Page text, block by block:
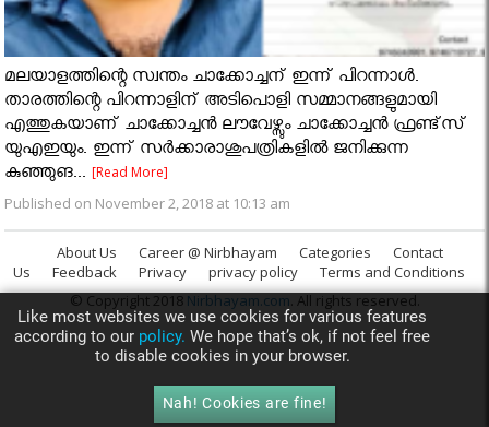
മലയാളത്തിന്റെ സ്വന്തം ചാക്കോച്ചന് ഇന്ന് പിറന്നാള്‍.
താരത്തിന്റെ പിറന്നാളിന് അടിപൊളി സമ്മാനങ്ങളുമായി
എത്തുകയാണ് ചാക്കോച്ചന്‍ ലൗവേഴ്സും ചാക്കോച്ചന്‍ ഫ്രണ്ട്‌സ്
യുഎഇയും. ഇന്ന് സര്‍ക്കാരാശുപത്രികളില്‍ ജനിക്കുന്ന
കുഞ്ഞുങ...[Read More]
Published on November 2, 2018 at 10:13 am
About Us Career @ Nirbhayam Categories
Contact
Us
Feedback Privacy privacy policy
Terms and Conditions
© Copyright 2018 Nirbhayam.com. All rights reserved.
Like most websites we use cookies for various features
according to our policy. We hope that’s ok, if not feel free
to disable cookies in your browser.
Nah! Cookies are fine!